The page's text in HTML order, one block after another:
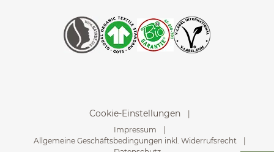
Cookie-Einstellungen
Impressum
Allgemeine Geschäftsbedingungen inkl. Widerrufsrecht